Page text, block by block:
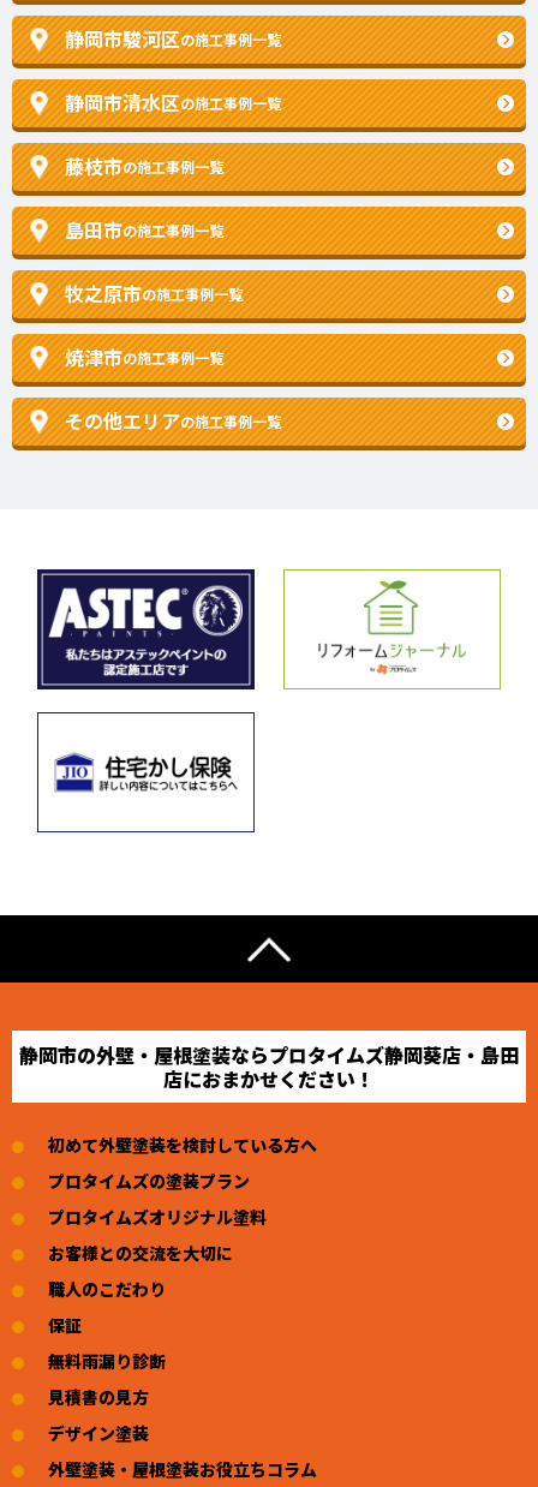
静岡市駿河区の施工事例一覧
静岡市清水区の施工事例一覧
藤枝市の施工事例一覧
島田市の施工事例一覧
牧之原市の施工事例一覧
焼津市の施工事例一覧
その他エリアの施工事例一覧
静岡市の外壁・屋根塗装ならプロタイムズ静岡葵店・島田
店におまかせください！
初めて外壁塗装を検討している方へ
プロタイムズの塗装プラン
プロタイムズオリジナル塗料
お客様との交流を大切に
職人のこだわり
保証
無料雨漏り診断
見積書の見方
デザイン塗装
外壁塗装・屋根塗装お役立ちコラム